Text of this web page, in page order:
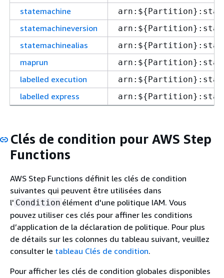
statemachine arn:${
statemachineversion arn:${
statemachinealias arn:${
maprun arn:${
labelled execution arn:${
labelled express arn:${
Clés de condition pour AWS Step
Functions
AWS Step Functions définit les clés de condition
suivantes qui peuvent être utilisées dans
l' Condition élément d'une politique IAM. Vous
pouvez utiliser ces clés pour affiner les conditions
d’application de la déclaration de politique. Pour plus
de détails sur les colonnes du tableau suivant, veuillez
consulter le tableau Clés de condition.
Pour afficher les clés de condition globales disponibles